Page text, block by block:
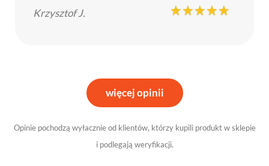
Krzysztof J.
więcej opinii
Opinie pochodzą wyłacznie od klientów, którzy kupili produkt w sklepie
i podlegają weryfikacji.